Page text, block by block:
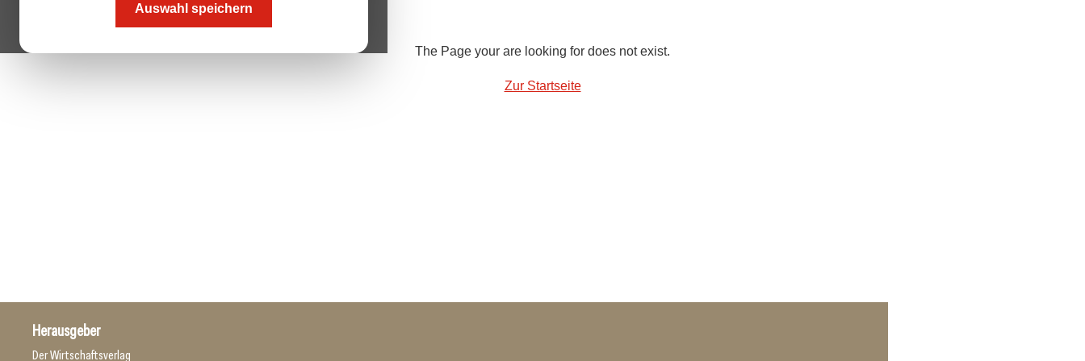
Auswahl speichern
The Page your are looking for does not exist.
Zur Startseite
Herausgeber
Der Wirtschaftsverlag